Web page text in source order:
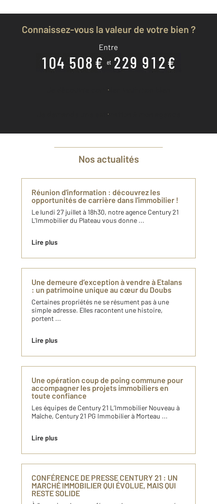
Connaissez-vous la valeur de votre bien ?
Entre
Je découvre combien vaut mon bien
Je demande une estimation à mon agence
Nos actualités
Réunion d'information : découvrez les
opportunités de carrière dans l'immobilier !
Le lundi 27 juillet à 18h30, notre agence Century 21
L'Immobilier du Plateau vous donne ...
Lire plus
Une demeure d’exception à vendre à Etalans
: un patrimoine unique au cœur du Doubs
Certaines propriétés ne se résument pas à une
simple adresse. Elles racontent une histoire,
portent ...
Lire plus
Une opération coup de poing commune pour
accompagner les projets immobiliers en
toute confiance
Les équipes de Century 21 L’Immobilier Nouveau à
Maîche, Century 21 PG Immobilier à Morteau ...
Lire plus
CONFÉRENCE DE PRESSE CENTURY 21 : UN
MARCHÉ IMMOBILIER QUI ÉVOLUE, MAIS QUI
RESTE SOLIDE